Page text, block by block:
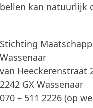
bellen kan natuurlijk
Stichting
Wassenaar
van Heeckerenstraat
2242 GX Wassenaar
070 – 511 2226 (op